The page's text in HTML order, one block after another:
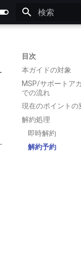
目次
本ガイドの対象
MSP/サポートア
での流れ
現在のポイントの
解約処理
即時解約
解約予約